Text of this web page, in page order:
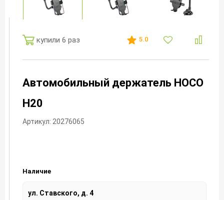
купили 6 раз 5.0
Автомобильный держатель HOCO
H20
Артикул: 20276065
Наличие
ул. Ставского, д. 4